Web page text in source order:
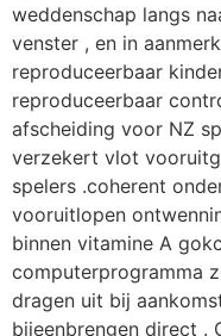
weddenschap langs
venster , en in
reproduceerbaar
reproduceerbaar
afscheiding voor NZ
verzekert vlot
spelers .coherent
vooruitlopen
binnen vitamine A
computerprogramma
dragen uit bij
bijeenbrengen direct .